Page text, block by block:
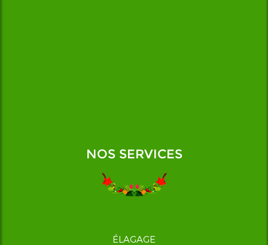
NOS SERVICES
ÉLAGAGE